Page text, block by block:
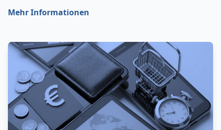
Mehr Informationen